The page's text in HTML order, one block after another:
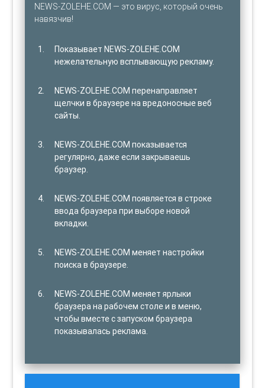
NEWS-ZOLEHE.COM — это вирус, который очень
навязчив!
Показывает NEWS-ZOLEHE.COM
нежелательную всплывающую рекламу.
NEWS-ZOLEHE.COM перенаправляет
щелчки в браузере на вредоносные веб
сайты.
NEWS-ZOLEHE.COM показывается
регулярно, даже если закрываешь
браузер.
NEWS-ZOLEHE.COM появляется в строке
ввода браузера при выборе новой
вкладки.
NEWS-ZOLEHE.COM меняет настройки
поиска в браузере.
NEWS-ZOLEHE.COM меняет ярлыки
браузера на рабочем столе и в меню,
чтобы вместе с запуском браузера
показывалась реклама.